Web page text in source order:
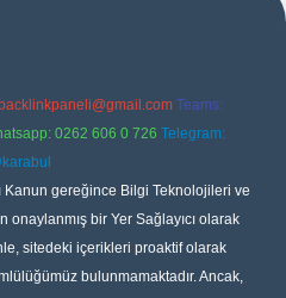
backlinkpaneli@gmail.com Teams:
0262 606 0 726 Telegram:
Kanun gereğince Bilgi Teknolojileri ve
onaylanmış bir Yer Sağlayıcı olarak
sitedeki içerikleri proaktif olarak
bulunmamaktadır. Ancak,